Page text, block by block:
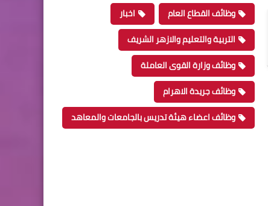
وظائف القطاع العام
اخبار
التربية والتعليم والازهر الشريف
وظائف وزارة القوى العاملة
وظائف جريدة الاهرام
وظائف اعضاء هيئة تدريس بالجامعات والمعاهد